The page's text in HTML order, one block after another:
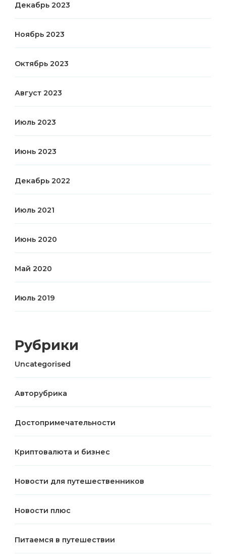
Декабрь 2023
Ноябрь 2023
Октябрь 2023
Август 2023
Июль 2023
Июнь 2023
Декабрь 2022
Июль 2021
Июнь 2020
Май 2020
Июль 2019
Рубрики
Uncategorised
Авторубрика
Достопримечательности
Криптовалюта и бизнес
Новости для путешественников
Новости плюс
Питаемся в путешествии